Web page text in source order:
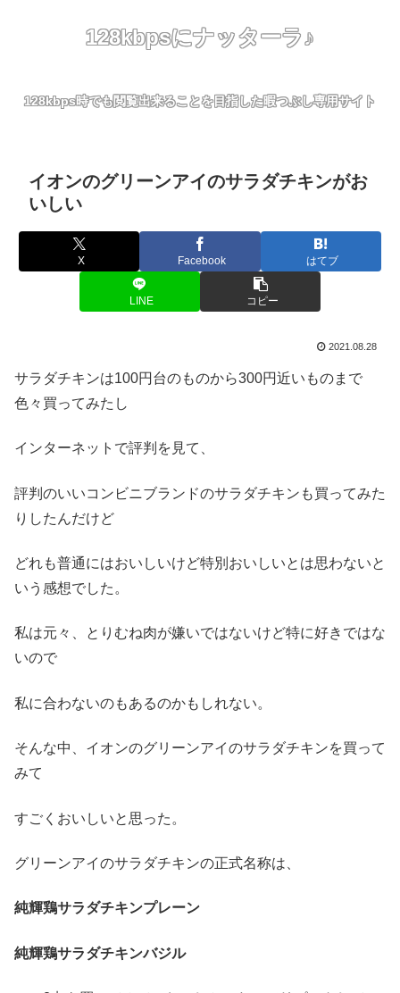
128kbpsにナッターラ♪
128kbps時でも閲覧出来ることを目指した暇つぶし専用サイト
イオンのグリーンアイのサラダチキンがお
いしい
X Facebook はてブ
LINE コピー
2021.08.28
サラダチキンは100円台のものから300円近いものまで
色々買ってみたし
インターネットで評判を見て、
評判のいいコンビニブランドのサラダチキンも買ってみた
りしたんだけど
どれも普通にはおいしいけど特別おいしいとは思わないと
いう感想でした。
私は元々、とりむね肉が嫌いではないけど特に好きではな
いので
私に合わないのもあるのかもしれない。
そんな中、イオンのグリーンアイのサラダチキンを買って
みて
すごくおいしいと思った。
グリーンアイのサラダチキンの正式名称は、
純輝鶏サラダチキンプレーン
純輝鶏サラダチキンバジル